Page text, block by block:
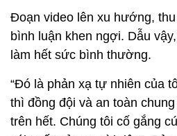
Đoạn video lên xu hướng,
bình luận khen ngợi. Dẫu
làm hết sức bình thường.
“Đó là phản xạ tự nhiên của
thì đồng đội và an toàn
trên hết. Chúng tôi cố gắng